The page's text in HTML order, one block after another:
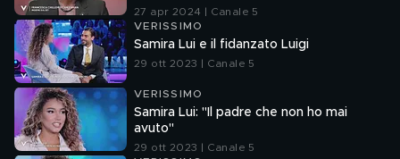
27 apr 2024 | Canale 5
VERISSIMO
Samira Lui e il fidanzato Luigi
29 ott 2023 | Canale 5
VERISSIMO
Samira Lui: "Il padre che non ho mai
avuto"
29 ott 2023 | Canale 5